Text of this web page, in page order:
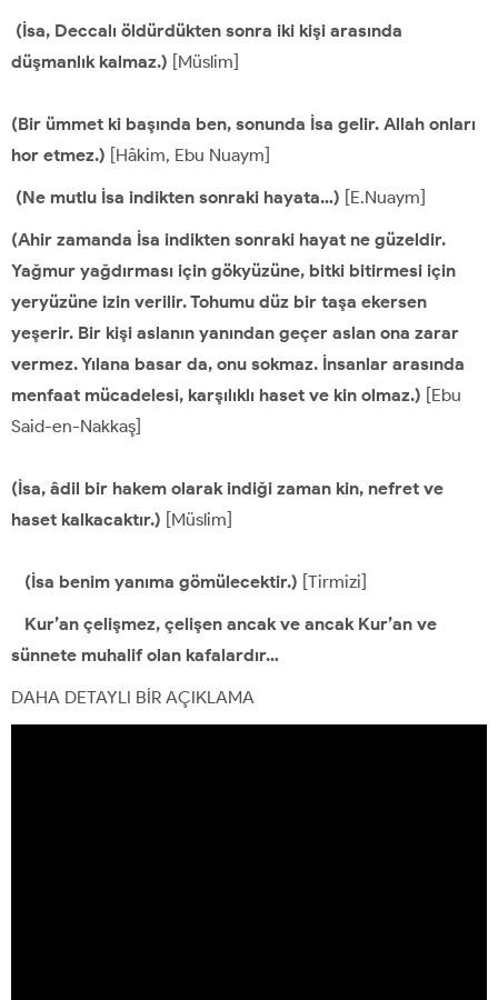
(İsa, Deccalı öldürdükten sonra iki kişi arasında
düşmanlık kalmaz.) [Müslim]
(Bir ümmet ki başında ben, sonunda İsa gelir. Allah onları
hor etmez.) [Hâkim, Ebu Nuaym]
(Ne mutlu İsa indikten sonraki hayata…) [E.Nuaym]
(Ahir zamanda İsa indikten sonraki hayat ne güzeldir.
Yağmur yağdırması için gökyüzüne, bitki bitirmesi için
yeryüzüne izin verilir. Tohumu düz bir taşa ekersen
yeşerir. Bir kişi aslanın yanından geçer aslan ona zarar
vermez. Yılana basar da, onu sokmaz. İnsanlar arasında
menfaat mücadelesi, karşılıklı haset ve kin olmaz.) [Ebu
Said-en-Nakkaş]
(İsa, âdil bir hakem olarak indiği zaman kin, nefret ve
haset kalkacaktır.) [Müslim]
(İsa benim yanıma gömülecektir.) [Tirmizi]
Kur’an çelişmez, çelişen ancak ve ancak Kur’an ve
sünnete muhalif olan kafalardır…
DAHA DETAYLI BİR AÇIKLAMA